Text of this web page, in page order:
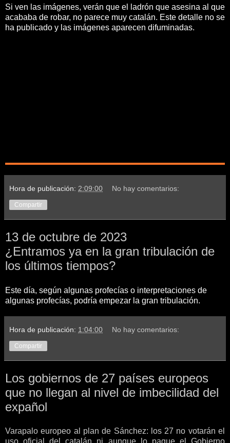
Si ven las imágenes, verán que el ladrón que asesina al que
acababa de robar, no parece muy catalán. Este detalle no se
ha publicado y las imágenes aparecen difuminadas.
Hora de publicación: 2:09:00 No hay comentarios:
Compartir
13 de octubre de 2023
¿Entramos ya en la gran tribulación de
los últimos tiempos?
Este día, según algunas profecías o interpretaciones de
algunas profecías, podría empezar la gran tribulación.
Hora de publicación: 1:04:00 No hay comentarios:
Compartir
Los gobiernos de 27 países europeos
que no llegan al nivel de imbecilidad del
expañol
Varapalo europeo al plan de Sánchez: los 27 no votarán el